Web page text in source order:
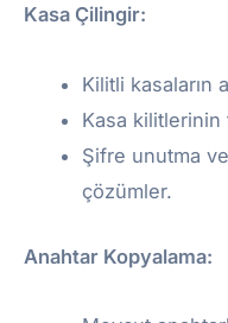
Kasa Çilingir:
Kilitli kasaların
Kasa
Şifre unutma
çözümler.
Anahtar Kopyalama: